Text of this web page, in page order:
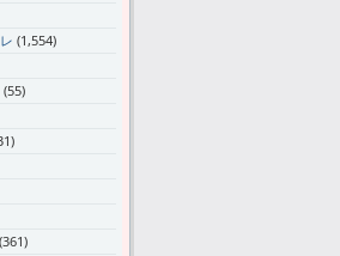
(1,554)
(55)
(361)